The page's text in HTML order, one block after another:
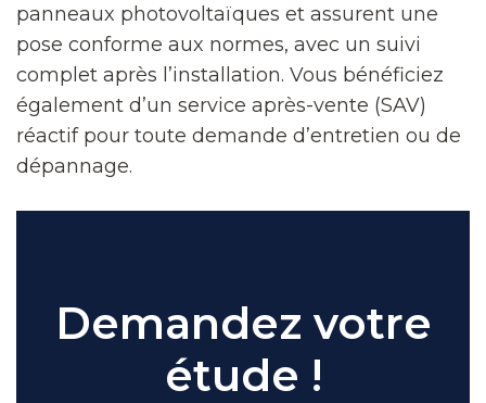
panneaux photovoltaïques et assurent une
pose conforme aux normes, avec un suivi
complet après l’installation. Vous bénéficiez
également d’un service après-vente (SAV)
réactif pour toute demande d’entretien ou de
dépannage.
Demandez votre
étude !